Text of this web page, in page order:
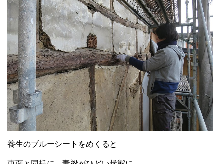
養生のブルーシートをめくると